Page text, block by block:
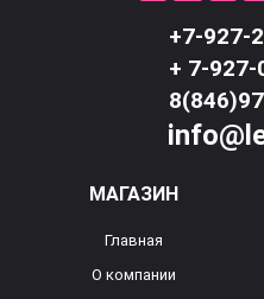
+7-927-
+ 7-
МАГАЗИН
Главная
О компании